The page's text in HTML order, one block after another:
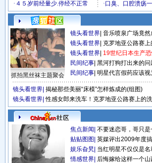
抓拍黑丝袜主题聚会
镜头看世界 音乐喷泉广场竟
镜头看世界 克罗地亚公路赛
镜头看世界 19世纪日本生产
民间纪事 黑河打狗打出来的问
民间纪事 明星代言假药应该视
镜头看世界 揭秘那些美丽“床模”怎样炼成的(组图)
镜头看世界 性感女郎来洗车！克罗地亚公路赛上的
焦点新闻 不要迷恋哥，哥只是
贴贴图图 英媒评出2009年度
娱乐旮旯 当红明星不仅仅是名
情感世界 后悔嫁给这样一个山